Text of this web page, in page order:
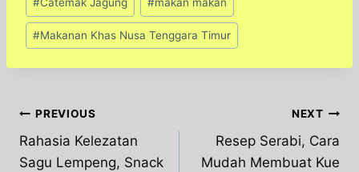
#Catemak Jagung #makan makan
#Makanan Khas Nusa Tenggara Timur
Post
navigation
PREVIOUS
Rahasia Kelezatan
Sagu Lempeng, Snack
NEXT
Resep Serabi, Cara
Mudah Membuat Kue